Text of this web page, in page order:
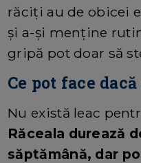
răciți au de obicei
și a-și menține
gripă pot doar să
Ce pot face
Nu există leac
Răceala durează
săptămână, dar